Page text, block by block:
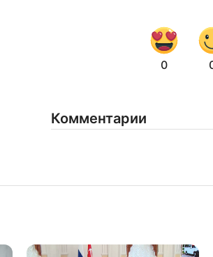
0
Комментарии